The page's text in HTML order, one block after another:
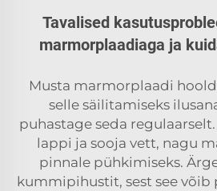
Tavalised
marmorplaadiaga ja
Musta marmorplaadi
selle säilitamiseks
puhastage seda
lappi ja sooja vett, nagu
pinnale pühkimiseks.
kummipihustit, sest see võib